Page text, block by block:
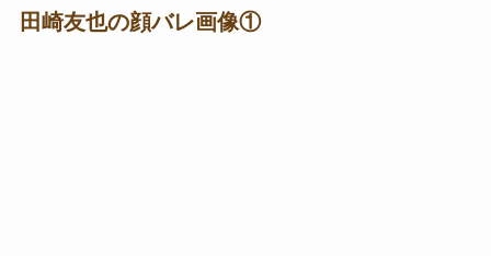
田崎友也の顔バレ画像①